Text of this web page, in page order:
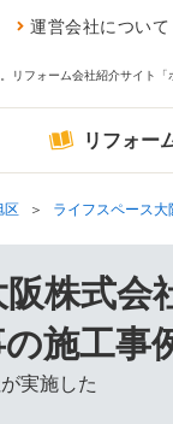
運営会社について
リフォーム会社紹介サイト「
リフォー
区 ライフスペース大
株式会
施工事
実施した